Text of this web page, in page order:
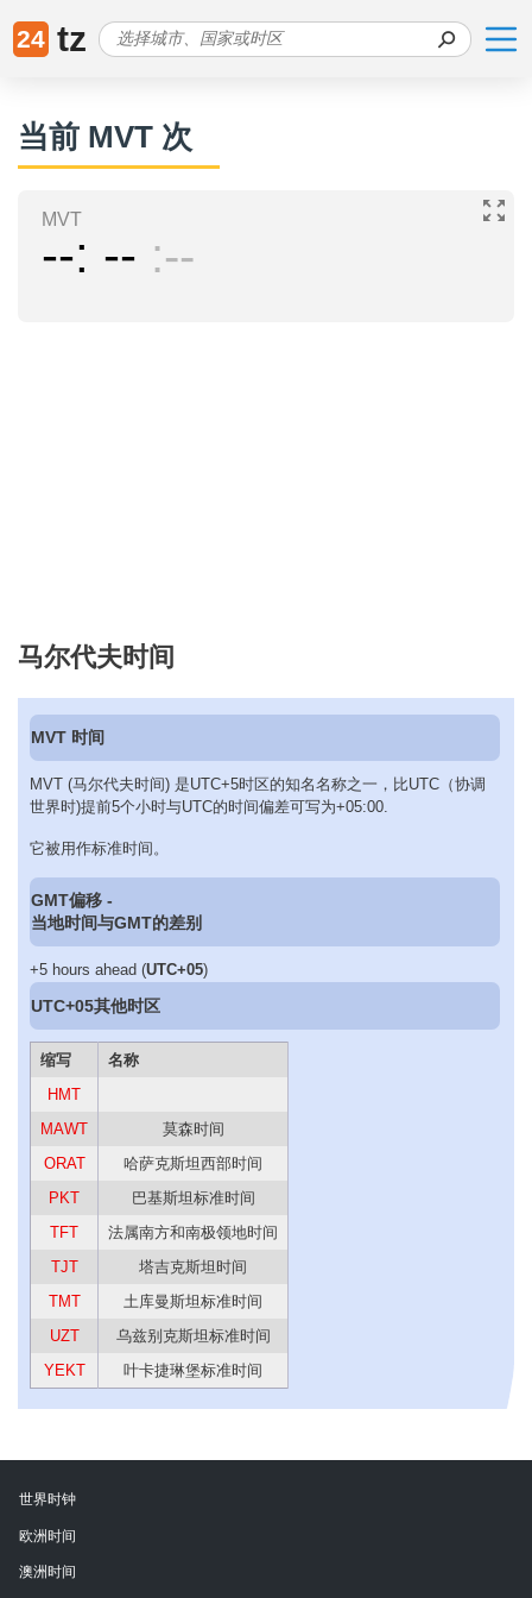
24 tz
当前 MVT 次
MVT
-- -- --
马尔代夫时间
MVT 时间
MVT (马尔代夫时间) 是UTC+5时区的知名名称之一，比UTC（协调
世界时)提前5个小时与UTC的时间偏差可写为+05:00.
它被用作标准时间。
GMT偏移 -
当地时间与GMT的差别
+5 hours ahead (UTC+05)
UTC+05其他时区
缩写
名称
HMT
MAWT
莫森时间
ORAT
哈萨克斯坦西部时间
PKT
巴基斯坦标准时间
TFT
法属南方和南极领地时间
TJT
塔吉克斯坦时间
TMT
土库曼斯坦标准时间
UZT
乌兹别克斯坦标准时间
YEKT
叶卡捷琳堡标准时间
世界时钟
欧洲时间
澳洲时间